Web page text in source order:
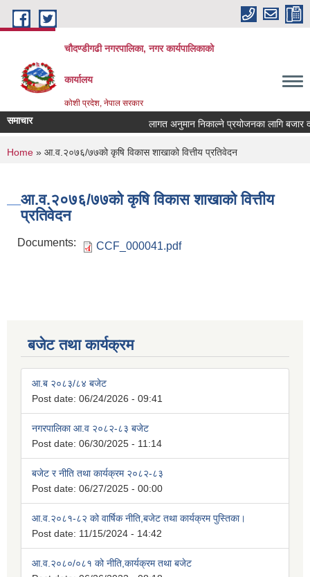
Skip to main content
चौदण्डीगढी नगरपालिका, नगर कार्यपालिकाको
कार्यालय
कोशी प्रदेश, नेपाल सरकार
समाचार लागत अनुमान निकाल्ने प्रयोजनका लागि बजार
खोपकर्ता (भ्याक्सिनेटर) आवश्यकता सम्वन्धी
You are here
Home » आ.व.२०७६/७७को कृषि विकास शाखाको वित्तीय प्रतिवेदन
आ.व.२०७६/७७को कृषि विकास शाखाको वित्तीय
प्रतिवेदन
Documents: CCF_000041.pdf
बजेट तथा कार्यक्रम
आ.ब २०८३/८४ बजेट
Post date: 06/24/2026 - 09:41
नगरपालिका आ.व २०८२-८३ बजेट
Post date: 06/30/2025 - 11:14
बजेट र नीति तथा कार्यक्रम २०८२-८३
Post date: 06/27/2025 - 00:00
आ.व.२०८१-८२ को वार्षिक नीति,बजेट तथा कार्यक्रम पुस्तिका।
Post date: 11/15/2024 - 14:42
आ.व.२०८०/०८१ को नीति,कार्यक्रम तथा बजेट